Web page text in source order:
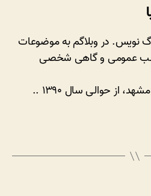
نویس. در وبلاگم به موضوعات
عمومی و گاهی شخصی
از حوالی سال ۱۳۹۰ ..